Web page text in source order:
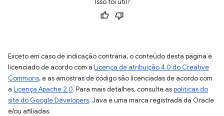
Isso foi útil?
Exceto em caso de indicação contrária, o conteúdo desta página é
licenciado de acordo com a Licença de atribuição 4.0 do Creative
Commons, e as amostras de código são licenciadas de acordo com
a Licença Apache 2.0. Para mais detalhes, consulte aspolíticas do
site do Google Developers. Java é uma marca registrada da Oracle
e/ou afiliadas.